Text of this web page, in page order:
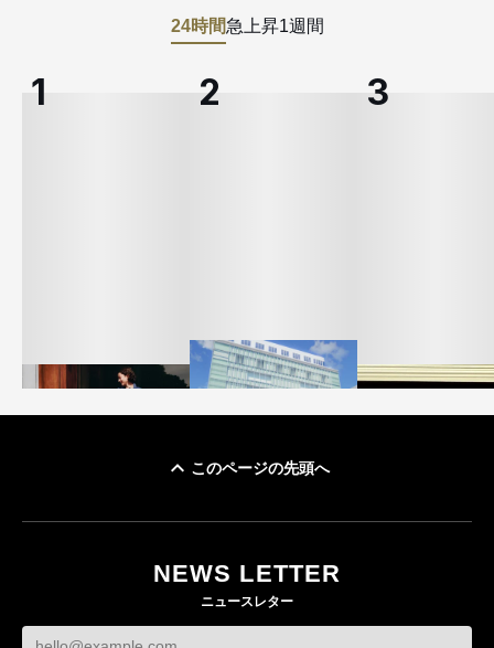
24時間急上昇1週間
ケットなど7型を発売
FASHION
このページの先頭へ
NEWS LETTER
ニュースレター